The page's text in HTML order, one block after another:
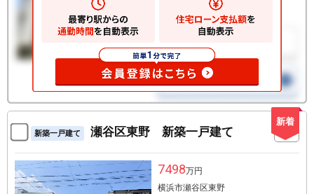
新着
新築一戸建て 瀬谷区東野 新築一戸建て
7498万円
横浜市瀬谷区東野